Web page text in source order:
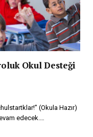
Okul Desteği
(Okula Hazır)
edecek.…